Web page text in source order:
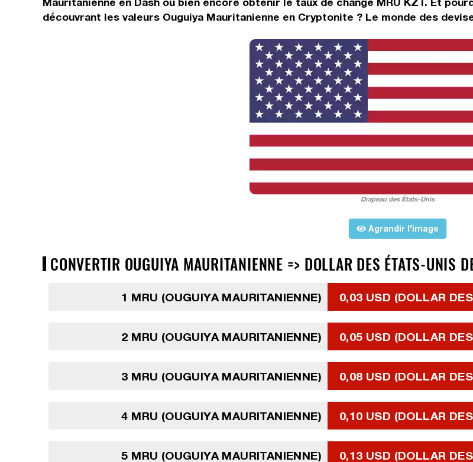
découvrant les valeurs Ouguiya Mauritanienne en Cryptonite ? Le monde des
Drapeau des États-Unis
Agrandir l'image
CONVERTIR OUGUIYA MAURITANIENNE => DOLLAR DES ÉTATS-UNIS
1 MRU (OUGUIYA MAURITANIENNE) 0,03 USD (DOLLAR
2 MRU (OUGUIYA MAURITANIENNE) 0,05 USD (DOLLAR
3 MRU (OUGUIYA MAURITANIENNE) 0,08 USD (DOLLAR
4 MRU (OUGUIYA MAURITANIENNE) 0,10 USD (DOLLAR
5 MRU (OUGUIYA MAURITANIENNE) 0,13 USD (DOLLAR